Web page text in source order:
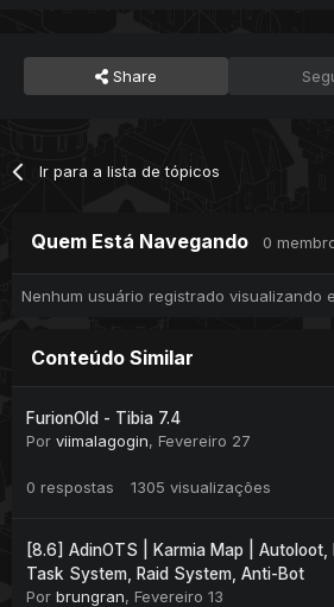
Share
Ir para a lista de tópicos
Quem Está Navegando 0
Nenhum usuário registrado visualizando
Conteúdo Similar
FurionOld - Tibia 7.4
Por viimalagogin, Fevereiro 27
0 respostas 1305 visualizações
[8.6] AdinOTS | Karmia Map | Autoloot,
Task System, Raid System, Anti-Bot
Por brungran, Fevereiro 13